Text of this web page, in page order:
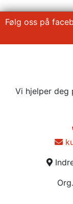
Følg oss på
Vi hjelper deg